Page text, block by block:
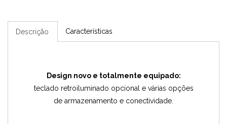
Descrição Características
Design novo e totalmente equipado:
teclado retroiluminado opcional e várias opções
de armazenamento e conectividade.